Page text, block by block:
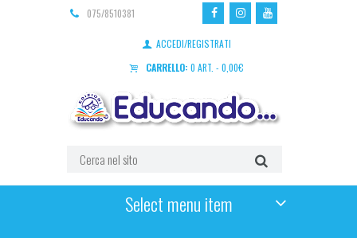
075/8510381
ACCEDI/REGISTRATI
CARRELLO: 0 ART. - 0,00€
Select menu item